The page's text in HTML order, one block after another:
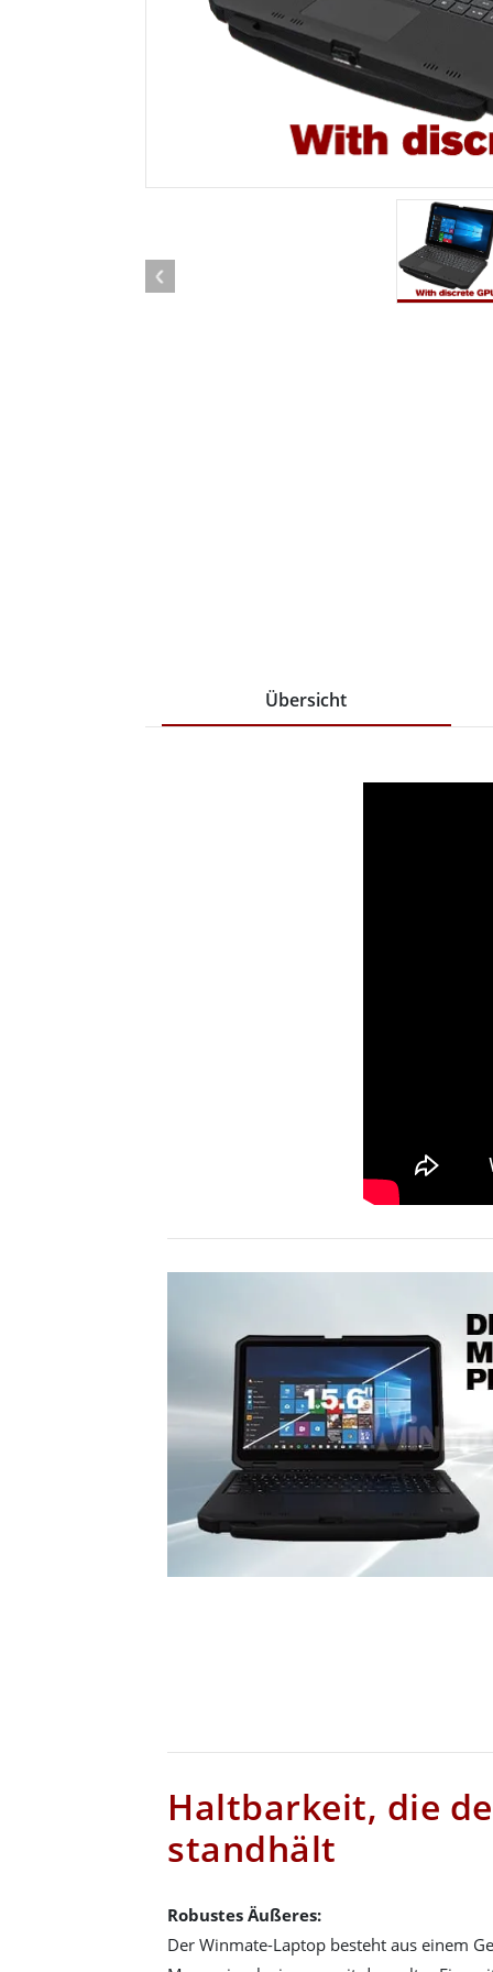
Android Fahrzeugmontierte Computer
Tablet für Fahrzeugmontierte
Funk-
Robuster Roboter- Öl
Übersicht
Haltbarkeit, die
standhält
Robustes Äußeres:
Der Winmate-Laptop besteht aus einem